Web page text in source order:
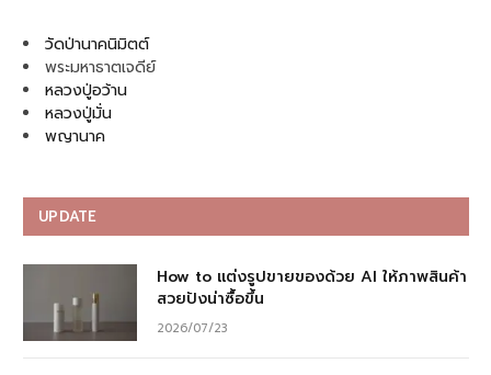
วัดป่านาคนิมิตต์
พระมหาธาตเจดีย์
หลวงปู่อว้าน
หลวงปู่มั่น
พญานาค
UPDATE
How to แต่งรูปขายของด้วย AI ให้ภาพสินค้า
สวยปังน่าซื้อขึ้น
2026/07/23